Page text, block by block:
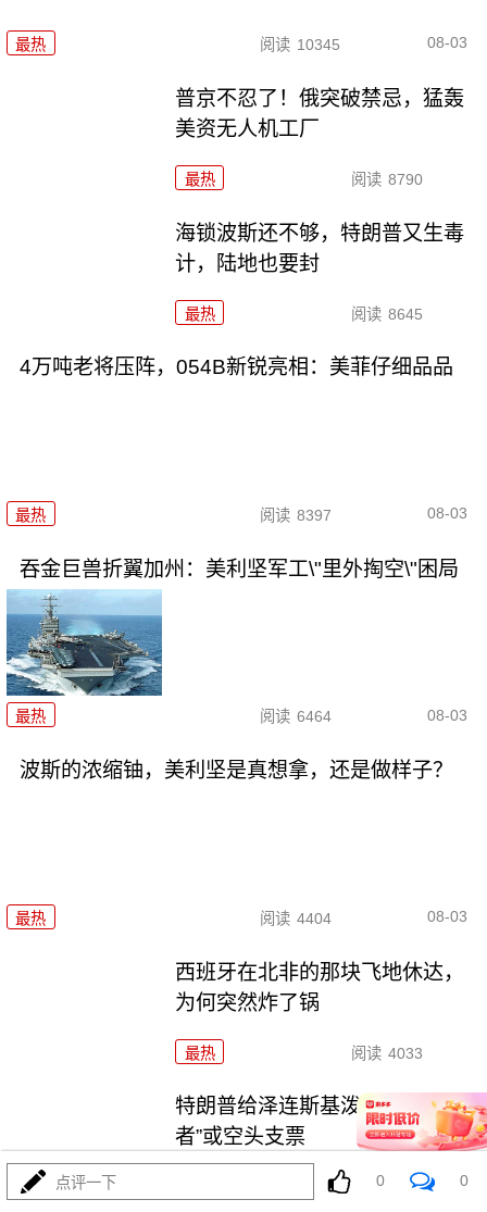
最热 阅读 10345 08-03
普京不忍了！俄突破禁忌，猛轰
美资无人机工厂
最热 阅读 8790
海锁波斯还不够，特朗普又生毒
计，陆地也要封
最热 阅读 8645
4万吨老将压阵，054B新锐亮相：美菲仔细品品
最热 阅读 8397 08-03
吞金巨兽折翼加州：美利坚军工\"里外掏空\"困局
最热 阅读 6464 08-03
波斯的浓缩铀，美利坚是真想拿，还是做样子？
最热 阅读 4404 08-03
西班牙在北非的那块飞地休达，
为何突然炸了锅
最热 阅读 4033
特朗普给泽连斯基泼冷水，“爱国
者”或空头支票
阅读 3669
点评一下 0 0